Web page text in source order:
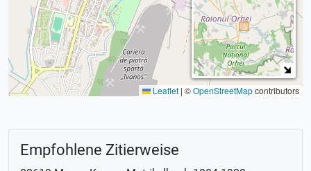
Leaflet | ©OpenStreetMapcontributors
Empfohlene Zitierweise